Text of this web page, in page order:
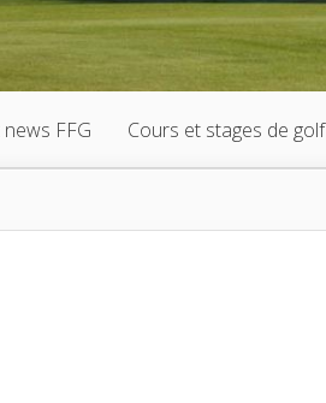
news FFG Cours et stages de golf